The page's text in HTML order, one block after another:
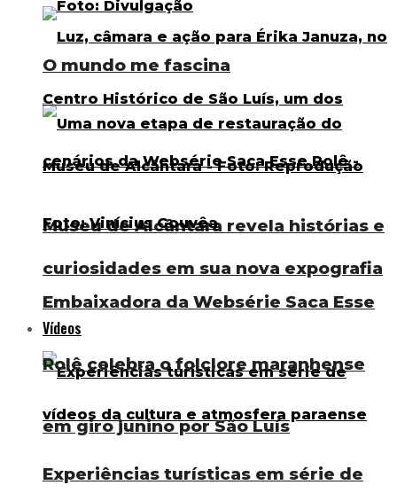
O mundo me fascina
Museu de Alcântara revela histórias e
curiosidades em sua nova expografia
Vídeos
Experiências turísticas em série de
Embaixadora da Websérie Saca Esse
Rolê celebra o folclore maranhense
em giro junino por São Luís